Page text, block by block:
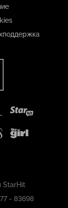
StarHit
- 83698